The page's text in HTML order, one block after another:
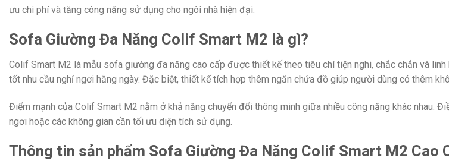
ưu chi phí và tăng công năng sử dụng cho ngôi nhà hiện đại.
Sofa Giường Đa Năng Colif Smart M2 là gì?
Colif Smart M2 là mẫu sofa giường đa năng cao cấp được thiết kế theo tiêu chí tiện nghi, chắc chắn và
tốt nhu cầu nghỉ ngơi hằng ngày. Đặc biệt, thiết kế tích hợp thêm ngăn chứa đồ giúp người dùng có thêm
Điểm mạnh của Colif Smart M2 nằm ở khả năng chuyển đổi thông minh giữa nhiều công năng khác nhau.
ngơi hoặc các không gian cần tối ưu diện tích sử dụng.
Thông tin sản phẩm Sofa Giường Đa Năng Colif Smart M2 Cao